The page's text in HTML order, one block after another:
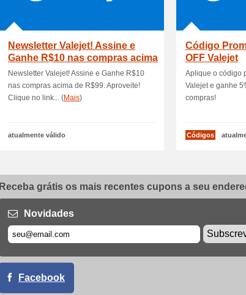
Newsletter Valejet! Assine e
Ganhe R$10 nas compras acima
de
Newsletter Valejet! Assine e Ganhe R$10
nas compras acima de R$99. Aproveite!
Clique no link... (Mais)
atualmente válido
Código
OFF Valejet
Aplique o código
Valejet e ganhe
compras!
Códigos
Receba grátis os mais recentes cupons a seu
Novidades
Facebook